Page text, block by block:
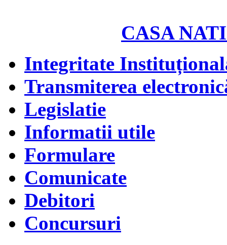
CASA
Integritate
Transmiterea
Legislatie
Informatii utile
Formulare
Comunicate
Debitori
Concursuri